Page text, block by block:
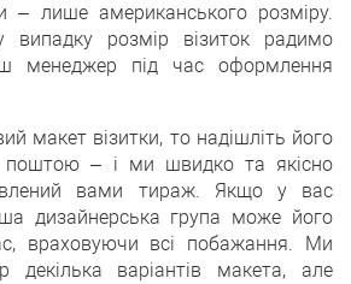
– лише американського розміру.
розмір візиток радимо
менеджер під час оформлення
макет візитки, то надішліть його
поштою – і ми швидко та якісно
вами тираж. Якщо у вас
дизайнерська група може його
враховуючи всі побажання. Ми
декілька варіантів макета, але